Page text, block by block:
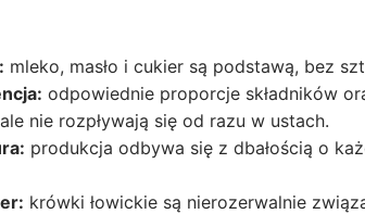
mleko, masło i cukier są podstawą, bez
odpowiednie proporcje składników
nie rozpływają się od razu w ustach.
produkcja odbywa się z dbałością o
krówki łowickie są nierozerwalnie